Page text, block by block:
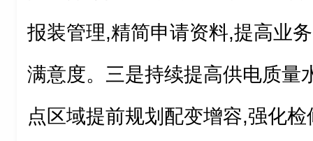
报装管理,精简申请资料,提高业
满意度。三是持续提高供电质量
点区域提前规划配变增容,强化